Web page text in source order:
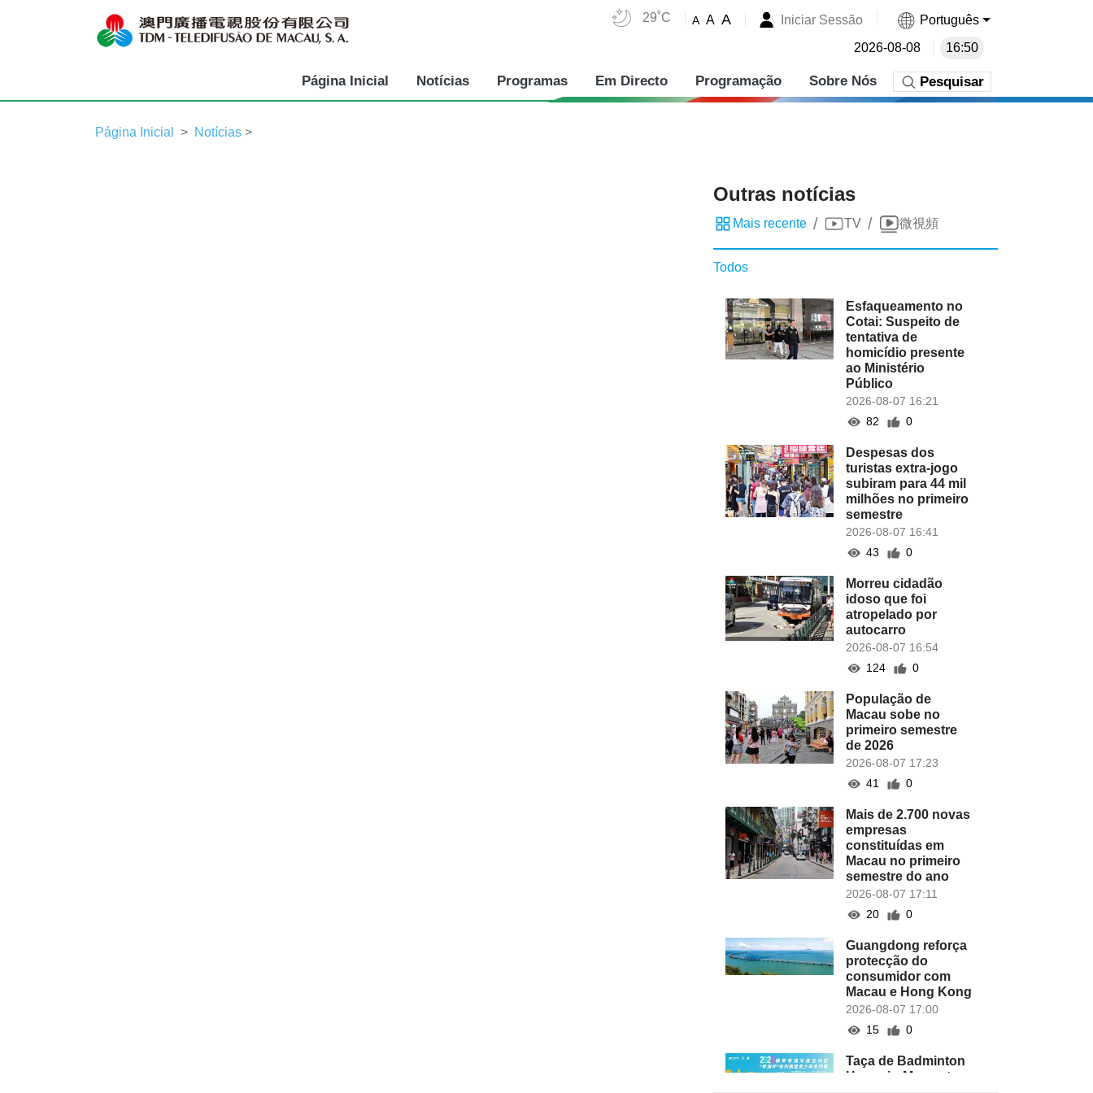
29˚C A A A Iniciar Sessão Português
2026-08-08 16:50
Página Inicial Notícias Programas Em Directo Programação Sobre Nós Pesquisar
Página Inicial Notícias >
Outras notícias
Mais recente / TV / 微視頻
Todos
Esfaqueamento no
Cotai: Suspeito de
tentativa de
homicídio presente
ao Ministério
Público
2026-08-07 16:21
82
0
Despesas dos
turistas extra-jogo
subiram para 44 mil
milhões no primeiro
semestre
2026-08-07 16:41
43
0
Morreu cidadão
idoso que foi
atropelado por
autocarro
2026-08-07 16:54
124
0
População de
Macau sobe no
primeiro semestre
de 2026
2026-08-07 17:23
41
0
Mais de 2.700 novas
empresas
constituídas em
Macau no primeiro
semestre do ano
2026-08-07 17:11
20
0
Guangdong reforça
protecção do
consumidor com
Macau e Hong Kong
2026-08-07 17:00
15
0
Taça de Badminton
Hengqin-Macau tem